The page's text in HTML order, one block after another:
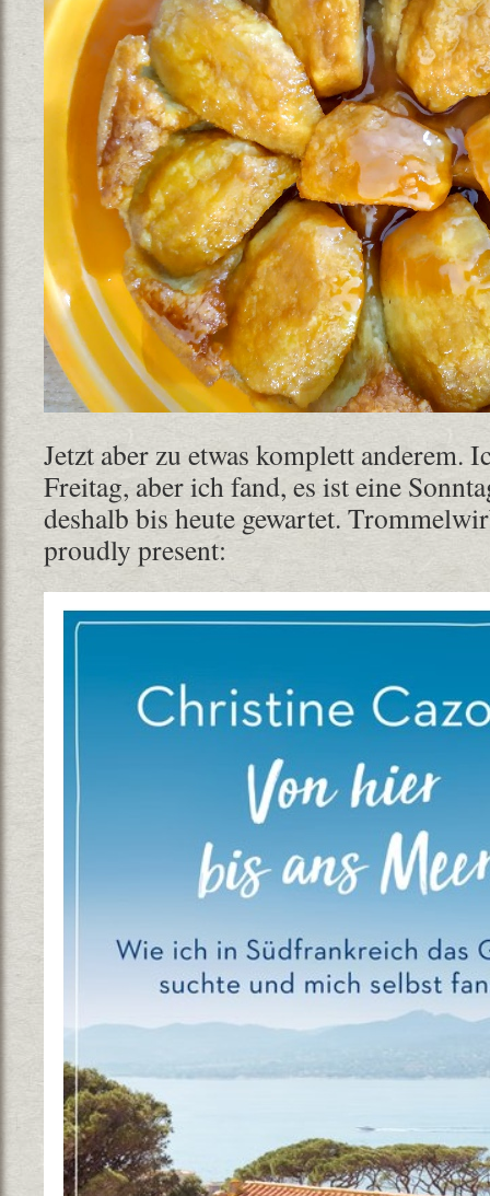
Jetzt aber zu etwas komplett anderem.
Freitag, aber ich fand, es ist eine
deshalb bis heute gewartet.
proudly present: